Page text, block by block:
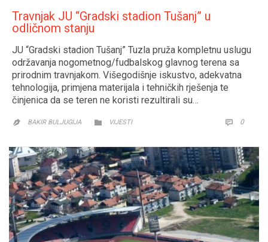
Travnjak JU “Gradski stadion Tušanj” u
odličnom stanju
JU “Gradski stadion Tušanj” Tuzla pruža kompletnu uslugu
održavanja nogometnog/fudbalskog glavnog terena sa
prirodnim travnjakom. Višegodišnje iskustvo, adekvatna
tehnologija, primjena materijala i tehničkih rješenja te
činjenica da se teren ne koristi rezultirali su…
 BAKIR BULJUGIJA  CATEGORY
VIJESTI  0